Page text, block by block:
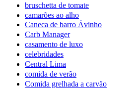
bruschetta de tomate
camarões ao alho
Caneca de barro Ávinho
Carb Manager
casamento de luxo
celebridades
Central Lima
comida de verão
Comida grelhada a carvão